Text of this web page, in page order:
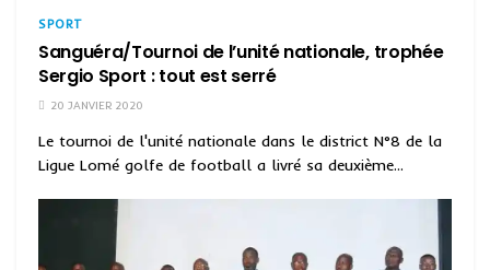
SPORT
Sanguéra/Tournoi de l’unité nationale, trophée
Sergio Sport : tout est serré
20 JANVIER 2020
Le tournoi de l'unité nationale dans le district N°8 de la
Ligue Lomé golfe de football a livré sa deuxième...